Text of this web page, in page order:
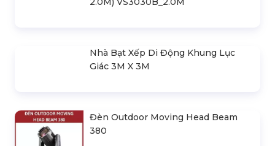
2.0M) VS3030B_2.0M
Nhà Bạt Xếp Di Động Khung Lục
Giác 3M X 3M